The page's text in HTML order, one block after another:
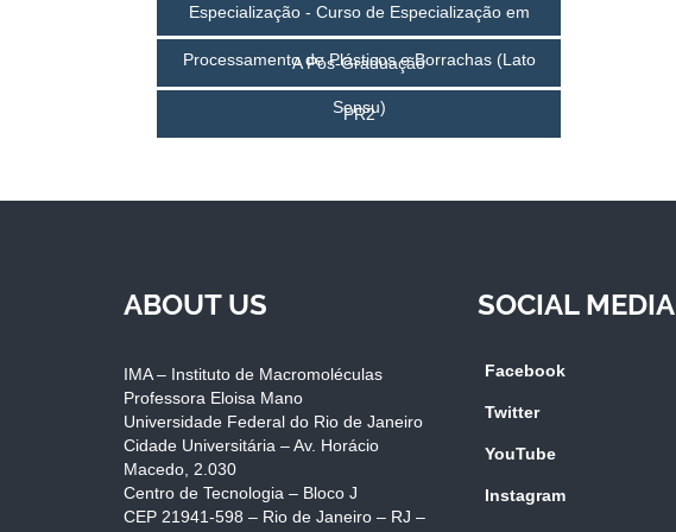
Especialização - Curso de Especialização em
Processamento de Plásticos e Borrachas (Lato
Sensu)
A Pós-Graduação
PR2
ABOUT US
IMA – Instituto de Macromoléculas
Professora Eloisa Mano
Universidade Federal do Rio de Janeiro
Cidade Universitária – Av. Horácio
Macedo, 2.030
Centro de Tecnologia – Bloco J
CEP 21941-598 – Rio de Janeiro – RJ –
SOCIAL MEDIA
Facebook
Twitter
YouTube
Instagram